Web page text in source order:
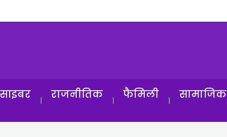
साइबर राजनीतिक फैमिली सामाजिक